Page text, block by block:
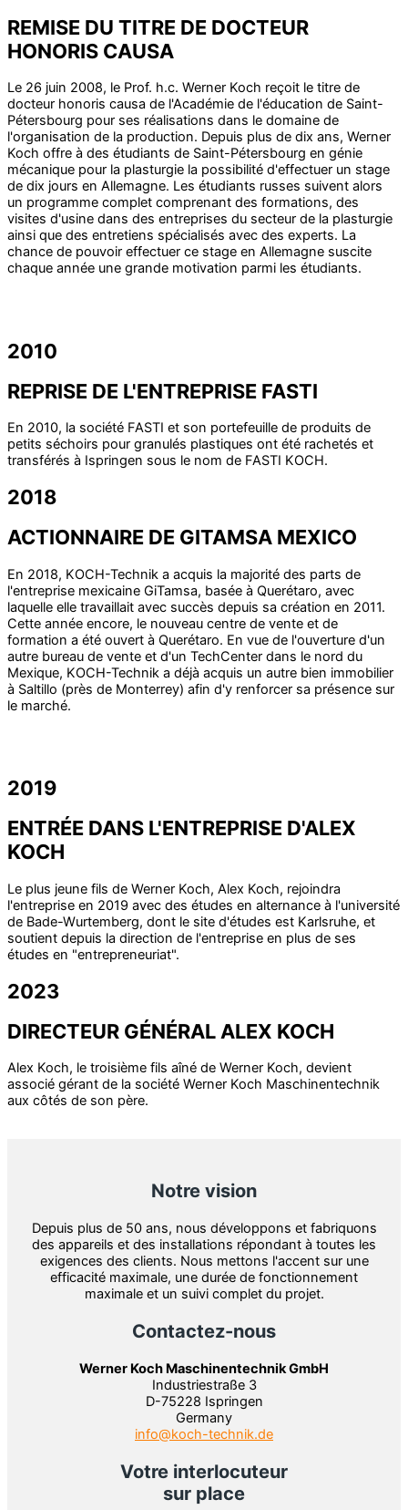
REMISE DU TITRE DE DOCTEUR
HONORIS CAUSA
Le 26 juin 2008, le Prof. h.c. Werner Koch reçoit le titre de
docteur honoris causa de l'Académie de l'éducation de Saint-
Pétersbourg pour ses réalisations dans le domaine de
l'organisation de la production. Depuis plus de dix ans, Werner
Koch offre à des étudiants de Saint-Pétersbourg en génie
mécanique pour la plasturgie la possibilité d'effectuer un stage
de dix jours en Allemagne. Les étudiants russes suivent alors
un programme complet comprenant des formations, des
visites d'usine dans des entreprises du secteur de la plasturgie
ainsi que des entretiens spécialisés avec des experts. La
chance de pouvoir effectuer ce stage en Allemagne suscite
chaque année une grande motivation parmi les étudiants.
2010
REPRISE DE L'ENTREPRISE FASTI
En 2010, la société FASTI et son portefeuille de produits de
petits séchoirs pour granulés plastiques ont été rachetés et
transférés à Ispringen sous le nom de FASTI KOCH.
2018
ACTIONNAIRE DE GITAMSA MEXICO
En 2018, KOCH-Technik a acquis la majorité des parts de
l'entreprise mexicaine GiTamsa, basée à Querétaro, avec
laquelle elle travaillait avec succès depuis sa création en 2011.
Cette année encore, le nouveau centre de vente et de
formation a été ouvert à Querétaro. En vue de l'ouverture d'un
autre bureau de vente et d'un TechCenter dans le nord du
Mexique, KOCH-Technik a déjà acquis un autre bien immobilier
à Saltillo (près de Monterrey) afin d'y renforcer sa présence sur
le marché.
2019
ENTRÉE DANS L'ENTREPRISE D'ALEX
KOCH
Le plus jeune fils de Werner Koch, Alex Koch, rejoindra
l'entreprise en 2019 avec des études en alternance à l'université
de Bade-Wurtemberg, dont le site d'études est Karlsruhe, et
soutient depuis la direction de l'entreprise en plus de ses
études en "entrepreneuriat".
2023
DIRECTEUR GÉNÉRAL ALEX KOCH
Alex Koch, le troisième fils aîné de Werner Koch, devient
associé gérant de la société Werner Koch Maschinentechnik
aux côtés de son père.
Notre vision
Depuis plus de 50 ans, nous développons et fabriquons
des appareils et des installations répondant à toutes les
exigences des clients. Nous mettons l'accent sur une
efficacité maximale, une durée de fonctionnement
maximale et un suivi complet du projet.
Contactez-nous
Werner Koch Maschinentechnik GmbH
Industriestraße 3
D-75228 Ispringen
Germany
info@koch-technik.de
Votre interlocuteur
sur place